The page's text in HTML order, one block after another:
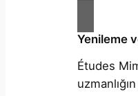
Yenileme
Études